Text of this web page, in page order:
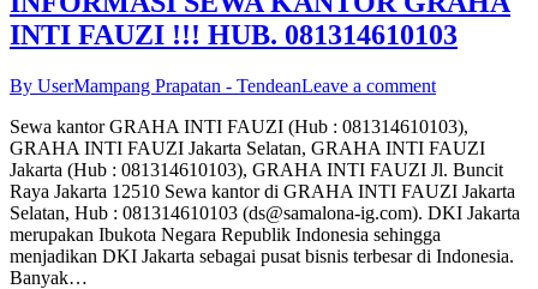
INTI FAUZI !!! HUB. 081314610103
By UserMampang Prapatan - TendeanLeave a comment
Sewa kantor GRAHA INTI FAUZI (Hub : 081314610103),
GRAHA INTI FAUZI Jakarta Selatan, GRAHA INTI FAUZI
Jakarta (Hub : 081314610103), GRAHA INTI FAUZI Jl. Buncit
Raya Jakarta 12510 Sewa kantor di GRAHA INTI FAUZI Jakarta
Selatan, Hub : 081314610103 (ds@samalona-ig.com). DKI Jakarta
merupakan Ibukota Negara Republik Indonesia sehingga
menjadikan DKI Jakarta sebagai pusat bisnis terbesar di Indonesia.
Banyak…